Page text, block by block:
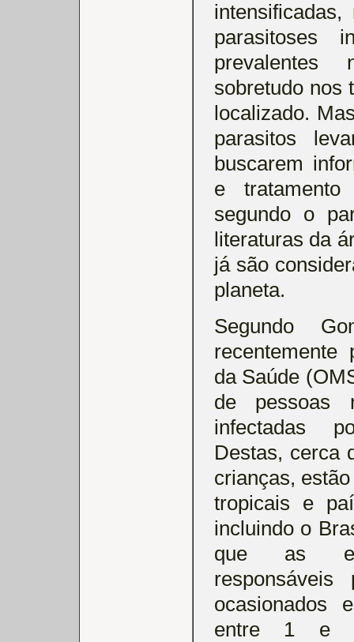
parasitoses
prevalentes
sobretudo nos
localizado.
parasitos
buscarem
e tratamento
segundo o
literaturas da
já são
planeta.
Segundo
recentemente
da Saúde
de pessoas
infectadas
Destas, cerca
crianças,
tropicais e
incluindo o
que as
ocasionados
entre 1 e